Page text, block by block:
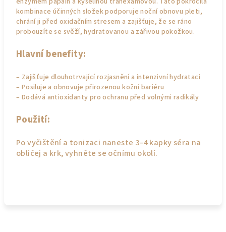
kombinace účinných složek podporuje noční obnovu pleti,
chrání ji před oxidačním stresem a zajišťuje, že se ráno
probouzíte se svěží, hydratovanou a zářivou pokožkou.
Hlavní benefity:
– Zajišťuje dlouhotrvající rozjasnění a intenzivní hydrataci
– Posiluje a obnovuje přirozenou kožní bariéru
– Dodává antioxidanty pro ochranu před volnými radikály
Použití:
Po vyčištění a tonizaci naneste 3–4 kapky séra na
obličej a krk, vyhněte se očnímu okolí.